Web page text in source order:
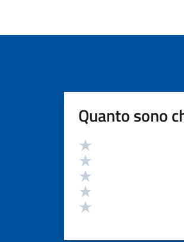
Quanto sono
Valutazione